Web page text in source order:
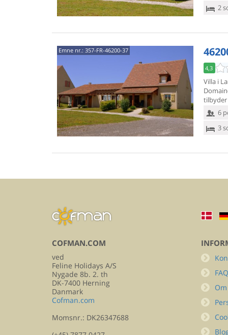
2
Emne nr.: 357-FR-46200-37
4,3
Villa i
tilbyder
6
3
COFMAN.COM
ved
Feline Holidays A/S
Nygade 8b. 2. th
DK-7400 Herning
Danmark
Cofman.com
Momsnr.: DK26347688
FAQ